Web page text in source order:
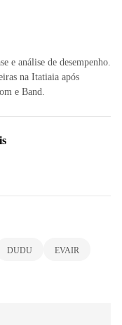
e análise de desempenho.
na Itatiaia após
e Band.
DUDU
EVAIR